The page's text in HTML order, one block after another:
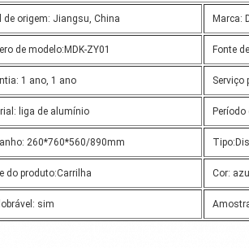
de origem: Jiangsu, China Marca:
de modelo:MDK-ZY01 Fonte
1 ano, 1 ano Serviço
liga de alumínio
260*760*560/890mm
do produto:Carrilha Cor: azul
sim